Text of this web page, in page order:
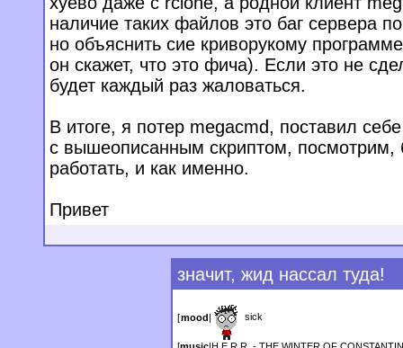
наличие таких файлов это баг сервера
но объяснить сие криворукому
он скажет, что это фича). Если это не
будет каждый раз жаловаться.
В итоге, я потер megacmd, поставил
с вышеописанным скриптом, посмотрим,
работать, и как именно.
Привет
значит, жид нассал туда!
[mood| sick